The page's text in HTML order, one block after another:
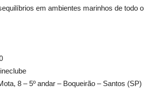
em ambientes marinhos de todo o
8 – 5º andar – Boqueirão – Santos (SP)